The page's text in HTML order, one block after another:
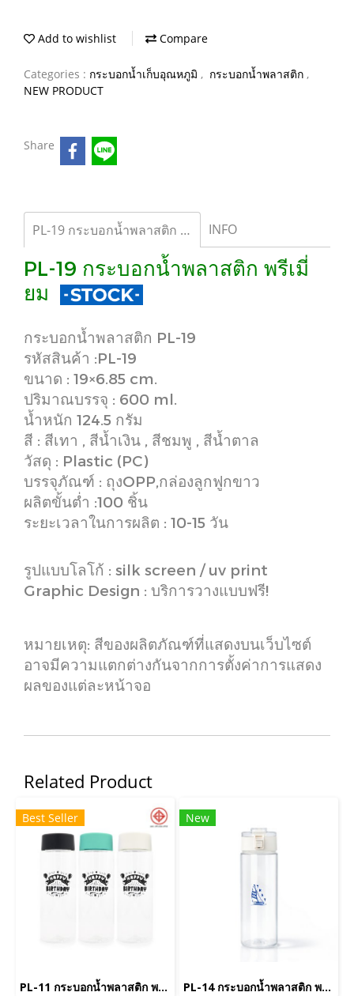
Add to wishlist Compare
Categories : กระบอกน้ำเก็บอุณหภูมิ , กระบอกน้ำพลาสติก ,
NEW PRODUCT
Share
PL-19 กระบอกน้ำพลาสติก พรีเมี่ยม INFO
PL-19 กระบอกน้ำพลาสติก พรีเมี่
ยม
กระบอกน้ำพลาสติก PL-19
รหัสสินค้า :PL-19
ขนาด : 19×6.85 cm.
ปริมาณบรรจุ : 600 ml.
น้ำหนัก 124.5 กรัม
สี : สีเทา , สีน้ำเงิน , สีชมพู , สีน้ำตาล
วัสดุ : Plastic (PC)
บรรจุภัณฑ์ : ถุงOPP,กล่องลูกฟูกขาว
ผลิตขั้นต่ำ :100 ชิ้น
ระยะเวลาในการผลิต : 10-15 วัน
รูปแบบโลโก้ : silk screen / uv print
Graphic Design : บริการวางแบบฟรี!
หมายเหตุ: สีของผลิตภัณฑ์ที่แสดงบนเว็บไซต์
อาจมีความแตกต่างกันจากการตั้งค่าการแสดง
ผลของแต่ละหน้าจอ
Related Product
Best Seller
PL-11 กระบอกน้ำพลาสติก พรีเมี่ยม
New
PL-14 กระบอกน้ำพลาสติก พรีเมี่ยม((copy)(copy)